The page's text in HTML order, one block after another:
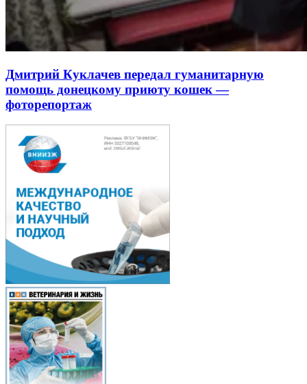
Дмитрий Куклачев передал гуманитарную
помощь донецкому приюту кошек —
фоторепортаж